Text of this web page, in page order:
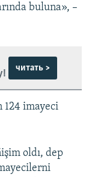
buluna», –
читать >
124 imayeci
oldı, dep